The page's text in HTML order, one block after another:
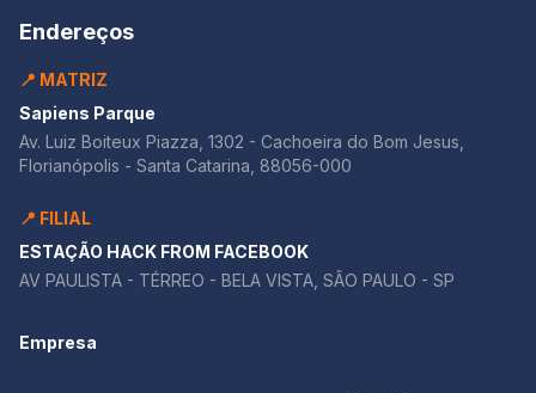
Endereços
📍 MATRIZ
Sapiens Parque
Av. Luiz Boiteux Piazza, 1302 - Cachoeira do Bom Jesus,
Florianópolis - Santa Catarina, 88056-000
📍 FILIAL
ESTAÇÃO HACK FROM FACEBOOK
AV PAULISTA - TÉRREO - BELA VISTA, SÃO PAULO - SP
Empresa